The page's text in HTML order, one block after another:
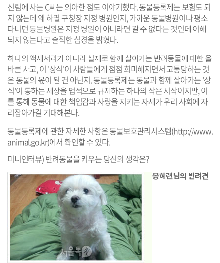
신림에 사는 C씨는 의아한 점도 이야기했다. 동물등록제는 보험도 되
지 않는데 왜 하필 구청장 지정 병원인지, 가까운 동물병원이나 평소
다니던 동물병원은 지정 병원이 아니라면 갈 수 없다는 것인데 이해
되지 않는다고 솔직한 심경을 밝혔다.
하나의 액세서리가 아니라 실제로 함께 살아가는 반려동물에 대한 올
바른 사고, 이 '상식'이 사람들에게 점점 희미해지면서 고통당하는 것
은 동물의 몫이 된 건 아닌지. 동물등록제는 동물과 함께 살아가는 '상
식'이 통하는 세상을 법적으로 규제하는 하나의 작은 시작이지만, 이
를 통해 동물에 대한 책임감과 사랑을 지키는 자세가 우리 사회에 자
리잡아가길 기대해본다.
동물등록제에 관한 자세한 사항은 동물보호관리시스템(http://www.
animal.go.kr)에서 확인할 수 있다.
미니인터뷰) 반려동물을 키우는 당신의 생각은?
봉혜련님의 반려견